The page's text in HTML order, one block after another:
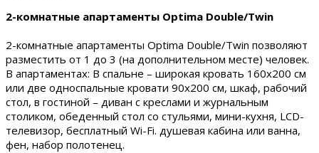
2-комнатные апартаменты Optima Double/Twin
2-комнатные апартаменты Optima Double/Twin позволяют
разместить от 1 до 3 (на дополнительном месте) человек.
В апартаментах: В спальне – широкая кровать 160х200 см
или две односпальные кровати 90х200 см, шкаф, рабочий
стол, в гостиной – диван с креслами и журнальным
столиком, обеденный стол со стульями, мини-кухня, LCD-
телевизор, бесплатный Wi-Fi. душевая кабина или ванна,
фен, набор полотенец.